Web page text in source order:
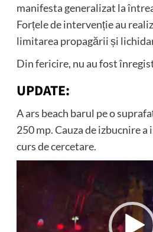
manifesta generalizat la
Forțele de intervenție au
limitarea propagării și
Din fericire, nu au fost
UPDATE:
A ars beach barul pe o
250 mp. Cauza de izbucnire
curs de cercetare.
video